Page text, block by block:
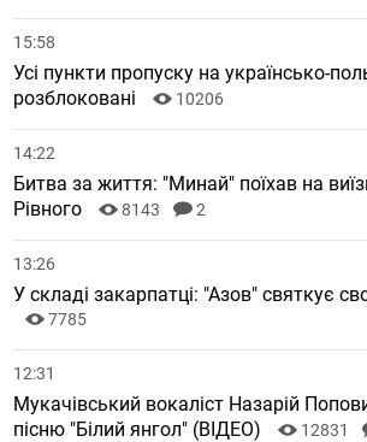
15:58
Усі пункти пропуску на українсько-
розблоковані
10206
14:22
Битва за життя: "Минай" поїхав на
Рівного
8143 2
13:26
У складі закарпатці: "Азов" святкує
7785
12:31
Мукачівський вокаліст Назарій
пісню "Білий янгол" (ВІДЕО)
12831